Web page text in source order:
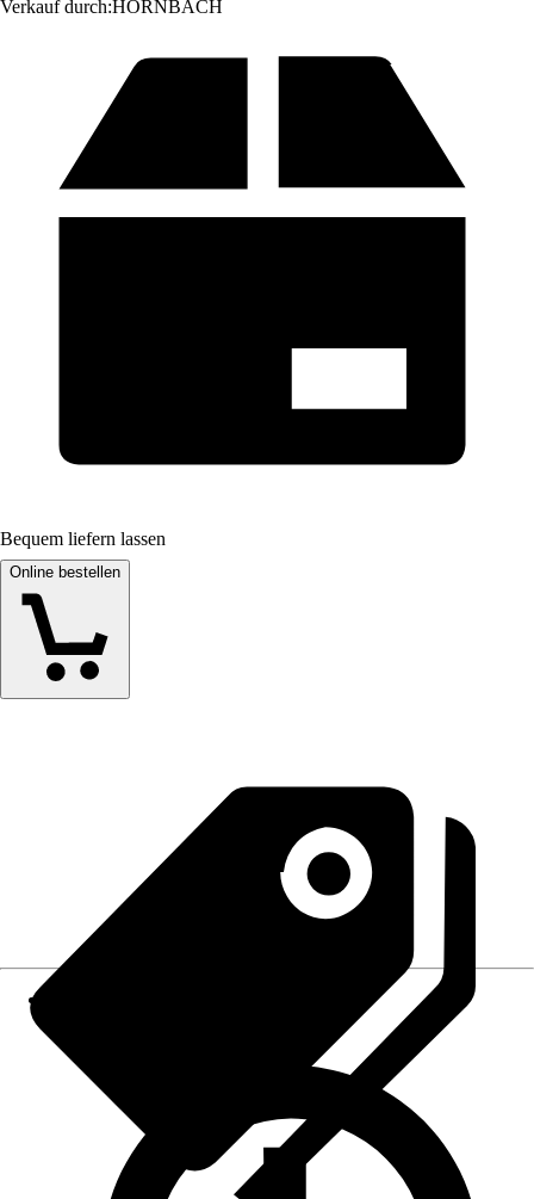
Verkauf durch:HORNBACH
Bequem liefern lassen
Online bestellen